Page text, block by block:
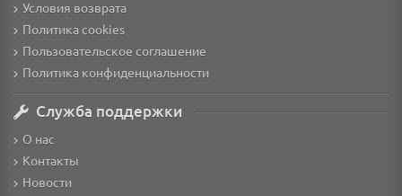
Условия возврата
Политика cookies
Пользовательское соглашение
Политика конфиденциальности
Служба поддержки
О нас
Контакты
Новости